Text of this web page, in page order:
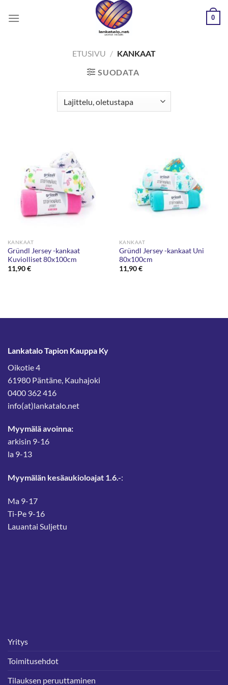
0
ETUSIVU / KANKAAT
SUODATA
KANKAAT
Gründl Jersey -kankaat
Kuviolliset 80x100cm
11,90€
KANKAAT
Gründl Jersey -kankaat Uni
80x100cm
11,90€
Lankatalo Tapion Kauppa Ky
Oikotie 4
61980 Päntäne, Kauhajoki
0400 362 416
info(at)lankatalo.net
Myymälä avoinna:
arkisin 9-16
la 9-13
Myymälän kesäaukioloajat 1.6.-:
Ma 9-17
Ti-Pe 9-16
Lauantai Suljettu
Yritys
Toimitusehdot
Tilauksen peruuttaminen